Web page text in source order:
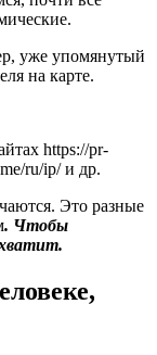
уже упомянутый
на карте.
https://pr-
ru/ip/ и др.
Это разные
. Чтобы